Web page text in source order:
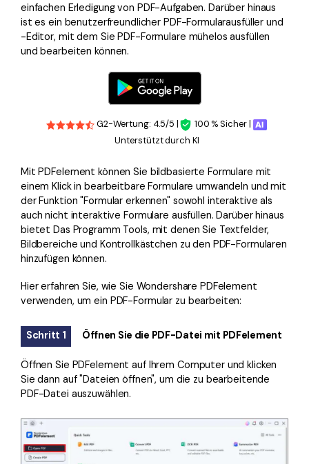
einfachen Erledigung von PDF-Aufgaben. Darüber hinaus
ist es ein benutzerfreundlicher PDF-Formularausfüller und
-Editor, mit dem Sie PDF-Formulare mühelos ausfüllen
und bearbeiten können.
G2-Wertung: 4.5/5 |
100 % Sicher |
Unterstützt durch KI
Mit PDFelement können Sie bildbasierte Formulare mit
einem Klick in bearbeitbare Formulare umwandeln und mit
der Funktion "Formular erkennen" sowohl interaktive als
auch nicht interaktive Formulare ausfüllen. Darüber hinaus
bietet Das Programm Tools, mit denen Sie Textfelder,
Bildbereiche und Kontrollkästchen zu den PDF-Formularen
hinzufügen können.
Hier erfahren Sie, wie Sie Wondershare PDFelement
verwenden, um ein PDF-Formular zu bearbeiten:
Schritt 1 Öffnen Sie die PDF-Datei mit PDFelement
Öffnen Sie PDFelement auf Ihrem Computer und klicken
Sie dann auf "Dateien öffnen", um die zu bearbeitende
PDF-Datei auszuwählen.